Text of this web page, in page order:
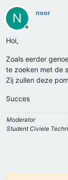
N
Offline
noor
Hoi,
Zoals eerder
te zoeken met de
Zij zullen deze
Succes
Moderator
Student Civiele